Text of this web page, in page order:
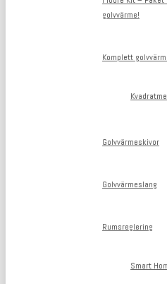
golvvärme!
Komplett
Golvvärmeskivor
Golvvärmeslang
Rumsreglering
Smart